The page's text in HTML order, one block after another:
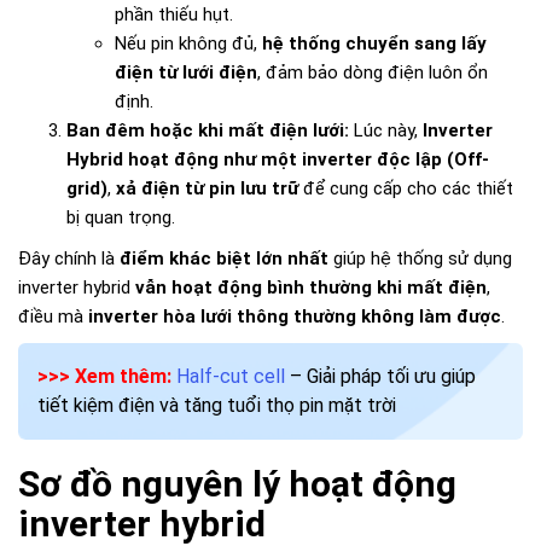
phần thiếu hụt.
Nếu pin không đủ, hệ thống chuyển sang lấy
điện từ lưới điện, đảm bảo dòng điện luôn ổn
định.
Ban đêm hoặc khi mất điện lưới: Lúc này, Inverter
Hybrid hoạt động như một inverter độc lập (Off-
grid), xả điện từ pin lưu trữđể cung cấp cho các thiết
bị quan trọng.
Đây chính là điểm khác biệt lớn nhất giúp hệ thống sử dụng
inverter hybrid vẫn hoạt động bình thường khi mất điện,
điều mà inverter hòa lưới thông thường không làm được.
>>> Xem thêm: Half-cut cell – Giải pháp tối ưu giúp
tiết kiệm điện và tăng tuổi thọ pin mặt trời
Sơ đồ nguyên lý hoạt động
inverter hybrid